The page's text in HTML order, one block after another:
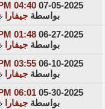
07-05-2025
04:40 PM
بواسطة جيفارا
06-27-2025
01:48 PM
بواسطة جيفارا
06-10-2025
03:55 PM
بواسطة جيفارا
05-30-2025
06:01 PM
بواسطة جيفارا